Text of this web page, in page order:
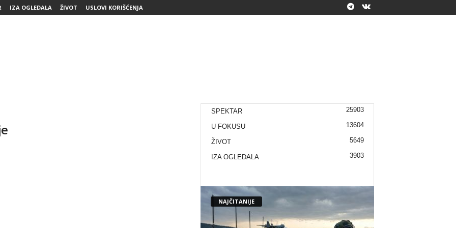
IZA OGLEDALA ŽIVOT USLOVI KORIŠĆENJA
SPEKTAR 25903
U FOKUSU 13604
ŽIVOT 5649
IZA OGLEDALA 3903
NAJČITANIJE